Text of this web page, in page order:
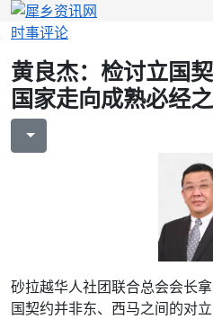
时事评论
黄良杰：检讨立国
国家走向成熟必经
砂拉越华人社团联合总会会长
国契约并非东、西马之间的对